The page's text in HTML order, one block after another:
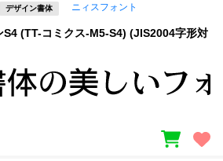
デザイン書体 ニィスフォント
S4 (TT-コミクス-M5-S4) (JIS2004字形対